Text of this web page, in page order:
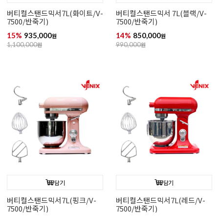
버티컬스탠드믹서7L(화이트/V-
7500/반죽기)
15% 935,000원
1,100,000원
버티컬스탠드믹서 7L(블랙/V-
7500/반죽기)
14% 850,000원
990,000원
담기
버티컬스탠드믹서7L(핑크/V-
7500/반죽기)
담기
버티컬스탠드믹서7L(레드/V-
7500/반죽기)